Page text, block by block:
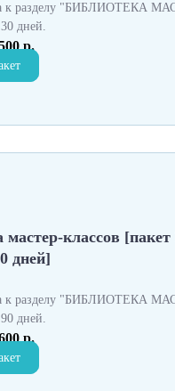
к разделу "БИБЛИОТЕКА
дней.
р.
мастер-классов [пакет
дней]
к разделу "БИБЛИОТЕКА
дней.
р.